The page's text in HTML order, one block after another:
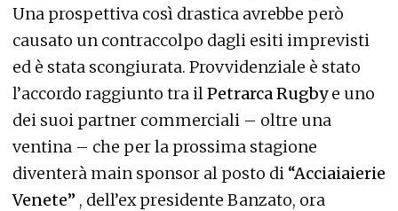
Una prospettiva così drastica avrebbe però
causato un contraccolpo dagli esiti imprevisti
ed è stata scongiurata. Provvidenziale è stato
l’accordo raggiunto tra ilPetrarca Rugbye uno
dei suoi partner commerciali – oltre una
ventina – che per la prossima stagione
diventerà main sponsor al posto di “Acciaiaierie
Venete” , dell’ex presidente Banzato, ora